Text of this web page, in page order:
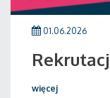
01.06.2026
więcej